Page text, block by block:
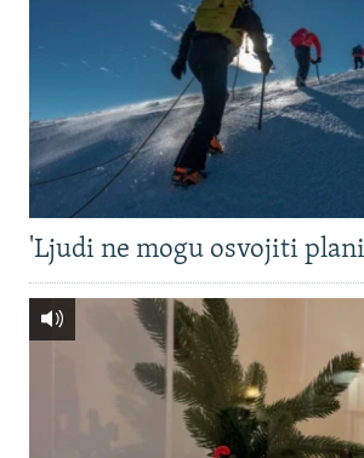
'Ljudi ne mogu osvojiti